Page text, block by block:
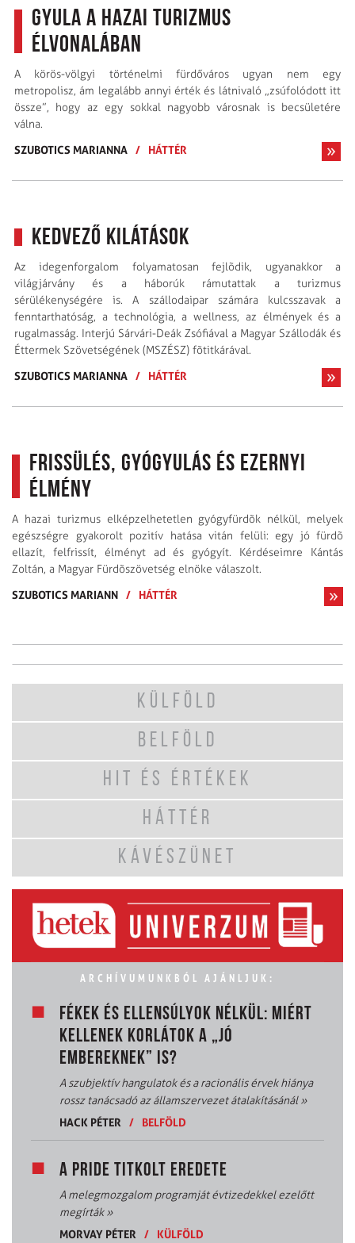
Gyula a hazai turizmus
élvonalában
A körös-völgyi történelmi fürdőváros ugyan nem egy
metropolisz, ám legalább annyi érték és látnivaló „zsúfolódott itt
össze”, hogy az egy sokkal nagyobb városnak is becsületére
válna.
SZUBOTICS MARIANNA / HÁTTÉR
Kedvező kilátások
Az idegenforgalom folyamatosan fejlõdik, ugyanakkor a
világjárvány és a háborúk rámutattak a turizmus
sérülékenységére is. A szállodaipar számára kulcsszavak a
fenntarthatóság, a technológia, a wellness, az élmények és a
rugalmasság. Interjú Sárvári-Deák Zsófiával a Magyar Szállodák és
Éttermek Szövetségének (MSZÉSZ) fõtitkárával.
SZUBOTICS MARIANNA / HÁTTÉR
Frissülés, gyógyulás és ezernyi
élmény
A hazai turizmus elképzelhetetlen gyógyfürdõk nélkül, melyek
egészségre gyakorolt pozitív hatása vitán felüli: egy jó fürdõ
ellazít, felfrissít, élményt ad és gyógyít. Kérdéseimre Kántás
Zoltán, a Magyar Fürdõszövetség elnöke válaszolt.
SZUBOTICS MARIANN / HÁTTÉR
KÜLFÖLD
BELFÖLD
HIT ÉS ÉRTÉKEK
HÁTTÉR
KÁVÉSZÜNET
ARCHÍVUMUNKBÓL AJÁNLJUK:
FÉKEK ÉS ELLENSÚLYOK NÉLKÜL: MIÉRT
KELLENEK KORLÁTOK A „JÓ
EMBEREKNEK” IS?
A szubjektív hangulatok és a racionális érvek hiánya
rossz tanácsadó az államszervezet átalakításánál»
HACK PÉTER
/ BELFÖLD
A PRIDE TITKOLT EREDETE
A melegmozgalom programját évtizedekkel ezelőtt
megírták»
MORVAY PÉTER
/ KÜLFÖLD